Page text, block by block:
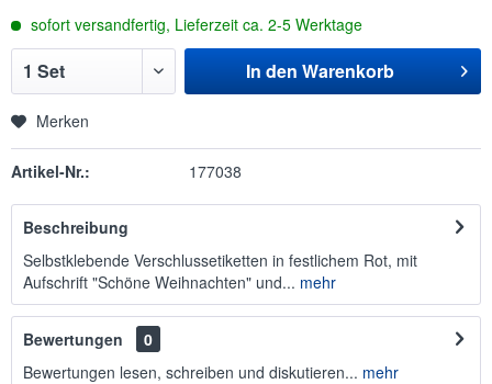
sofort versandfertig, Lieferzeit ca. 2-5 Werktage
In den Warenkorb
Merken
Artikel-Nr.: 177038
Beschreibung
Selbstklebende Verschlussetiketten in festlichem Rot, mit
Aufschrift "Schöne Weihnachten" und... mehr
Bewertungen
0
Bewertungen lesen, schreiben und diskutieren... mehr